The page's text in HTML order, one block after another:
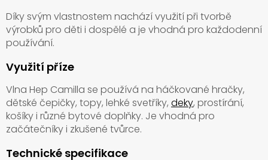
Díky svým vlastnostem nachází využití při tvorbě
výrobků pro děti i dospělé a je vhodná pro každodenní
používání.
Využití příze
Vlna Hep Camilla se používá na háčkované hračky,
dětské čepičky, topy, lehké svetříky, deky, prostírání,
košíky i různé bytové doplňky. Je vhodná pro
začátečníky i zkušené tvůrce.
Technické specifikace